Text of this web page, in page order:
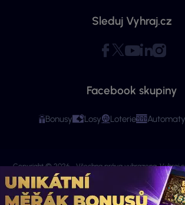
Sleduj Vyhraj.cz
Facebook skupiny
Bonusy Losy Loterie Automaty
Copyright © 2026 - Všechna práva vyhrazena.
varuje: Účastí na hazardní hře může vzniknout
informační charakter. Veškeré informace se týkají